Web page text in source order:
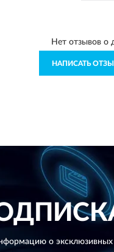
Нет отзывов о
НАПИСАТЬ
о